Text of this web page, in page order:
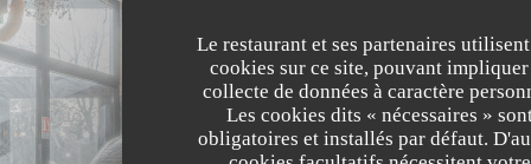
Le restaurant et ses partenaires
cookies sur ce site, pouvant
collecte de données à caractère
Les cookies dits « nécessaires »
obligatoires et installés par défaut.